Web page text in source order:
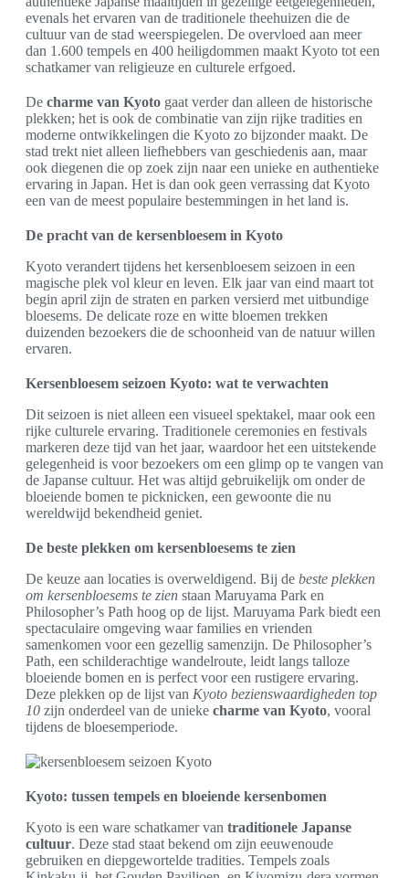
evenals het ervaren van de traditionele theehuizen die de
cultuur van de stad weerspiegelen. De overvloed aan meer
dan 1.600 tempels en 400 heiligdommen maakt Kyoto tot een
schatkamer van religieuze en culturele erfgoed.
De charme van Kyoto gaat verder dan alleen de historische
plekken; het is ook de combinatie van zijn rijke tradities en
moderne ontwikkelingen die Kyoto zo bijzonder maakt. De
stad trekt niet alleen liefhebbers van geschiedenis aan, maar
ook diegenen die op zoek zijn naar een unieke en authentieke
ervaring in Japan. Het is dan ook geen verrassing dat Kyoto
een van de meest populaire bestemmingen in het land is.
De pracht van de kersenbloesem in Kyoto
Kyoto verandert tijdens het kersenbloesem seizoen in een
magische plek vol kleur en leven. Elk jaar van eind maart tot
begin april zijn de straten en parken versierd met uitbundige
bloesems. De delicate roze en witte bloemen trekken
duizenden bezoekers die de schoonheid van de natuur willen
ervaren.
Kersenbloesem seizoen Kyoto: wat te verwachten
Dit seizoen is niet alleen een visueel spektakel, maar ook een
rijke culturele ervaring. Traditionele ceremonies en festivals
markeren deze tijd van het jaar, waardoor het een uitstekende
gelegenheid is voor bezoekers om een glimp op te vangen van
de Japanse cultuur. Het was altijd gebruikelijk om onder de
bloeiende bomen te picknicken, een gewoonte die nu
wereldwijd bekendheid geniet.
De beste plekken om kersenbloesems te zien
De keuze aan locaties is overweldigend. Bij de beste plekken
om kersenbloesems te zien staan Maruyama Park en
Philosopher’s Path hoog op de lijst. Maruyama Park biedt een
spectaculaire omgeving waar families en vrienden
samenkomen voor een gezellig samenzijn. De Philosopher’s
Path, een schilderachtige wandelroute, leidt langs talloze
bloeiende bomen en is perfect voor een rustigere ervaring.
Deze plekken op de lijst van Kyoto bezienswaardigheden top
10 zijn onderdeel van de unieke charme van Kyoto, vooral
tijdens de bloesemperiode.
Kyoto: tussen tempels en bloeiende kersenbomen
Kyoto is een ware schatkamer van traditionele Japanse
cultuur. Deze stad staat bekend om zijn eeuwenoude
gebruiken en diepgewortelde tradities. Tempels zoals